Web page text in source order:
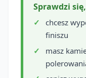
Sprawdzi
chcesz
finiszu
masz